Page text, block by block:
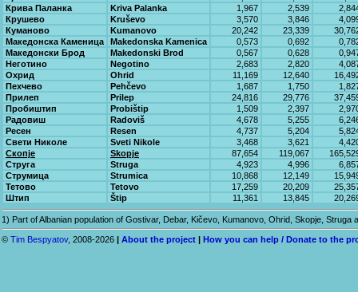
Крива Паланка
Kriva Palanka 1,967 2,539
Крушево
Kruševo 3,570 3,846
Куманово
Kumanovo 20,242 23,339
Македонска Каменица
Makedonska Kamenica 0,573 0,692
Македонски Брод
Makedonski Brod 0,567 0,628
Неготино
Negotino 2,683 2,820
Охрид
Ohrid 11,169 12,640
Пехчево
Pehčevo 1,687 1,750
Прилеп
Prilep 24,816 29,776
Пробиштип
Probištip 1,509 2,397
Радовиш
Radoviš 4,678 5,255
Ресен
Resen 4,737 5,204
Свети Николе
Sveti Nikole 3,468 3,621
Скопје
Skopje 87,654 119,067
Струга
Struga 4,923 4,996
Струмица
Strumica 10,868 12,149
Тетово
Tetovo 17,259 20,209
Штип
Štip 11,361 13,845
1) Part of Albanian population of Gostivar, Debar, Kičevo, Kumanovo, Ohrid, Skopje,
© Tim Bespyatov, 2008-2026 | About the project | How you can help / Donate to the